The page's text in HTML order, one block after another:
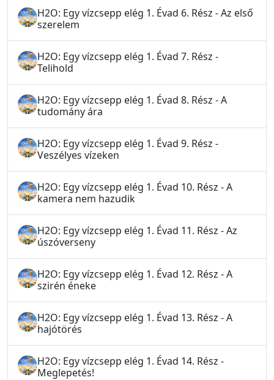
H2O: Egy vízcsepp elég 1. Évad 6. Rész - Az első
szerelem
H2O: Egy vízcsepp elég 1. Évad 7. Rész -
Telihold
H2O: Egy vízcsepp elég 1. Évad 8. Rész - A
tudomány ára
H2O: Egy vízcsepp elég 1. Évad 9. Rész -
Veszélyes vízeken
H2O: Egy vízcsepp elég 1. Évad 10. Rész - A
kamera nem hazudik
H2O: Egy vízcsepp elég 1. Évad 11. Rész - Az
úszóverseny
H2O: Egy vízcsepp elég 1. Évad 12. Rész - A
szirén éneke
H2O: Egy vízcsepp elég 1. Évad 13. Rész - A
hajótörés
H2O: Egy vízcsepp elég 1. Évad 14. Rész -
Meglepetés!